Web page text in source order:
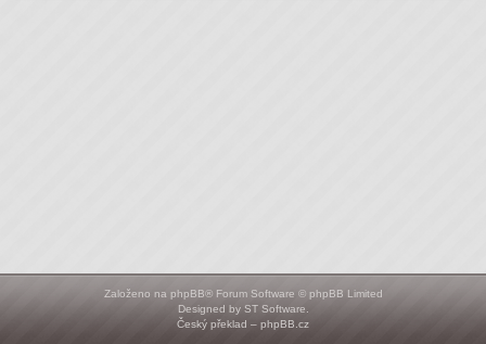
Založeno na phpBB® Forum Software © phpBB Limited
Designed by ST Software
Český překlad – phpBB.cz